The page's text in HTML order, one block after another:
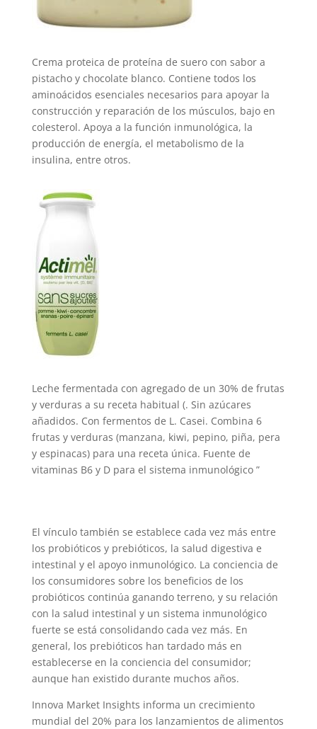
Crema proteica de proteína de suero con sabor a
pistacho y chocolate blanco. Contiene todos los
aminoácidos esenciales necesarios para apoyar la
construcción y reparación de los músculos, bajo en
colesterol. Apoya a la función inmunológica, la
producción de energía, el metabolismo de la
insulina, entre otros.
Leche fermentada con agregado de un 30% de frutas
y verduras a su receta habitual (. Sin azúcares
añadidos. Con fermentos de L. Casei. Combina 6
frutas y verduras (manzana, kiwi, pepino, piña, pera
y espinacas) para una receta única. Fuente de
vitaminas B6 y D para el sistema inmunológico ”
El vínculo también se establece cada vez más entre
los probióticos y prebióticos, la salud digestiva e
intestinal y el apoyo inmunológico. La conciencia de
los consumidores sobre los beneficios de los
probióticos continúa ganando terreno, y su relación
con la salud intestinal y un sistema inmunológico
fuerte se está consolidando cada vez más. En
general, los prebióticos han tardado más en
establecerse en la conciencia del consumidor;
aunque han existido durante muchos años.
Innova Market Insights informa un crecimiento
mundial del 20% para los lanzamientos de alimentos